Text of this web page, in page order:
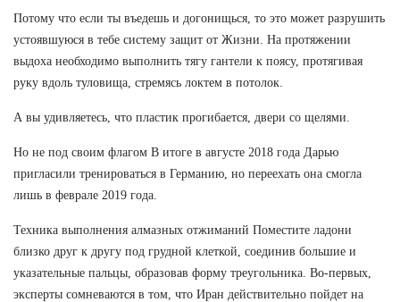
Потому что если ты въедешь и догонищься, то это может разрушить
устоявшуюся в тебе систему защит от Жизни. На протяжении
выдоха необходимо выполнить тягу гантели к поясу, протягивая
руку вдоль туловища, стремясь локтем в потолок.
А вы удивляетесь, что пластик прогибается, двери со щелями.
Но не под своим флагом В итоге в августе 2018 года Дарью
пригласили тренироваться в Германию, но переехать она смогла
лишь в феврале 2019 года.
Техника выполнения алмазных отжиманий Поместите ладони
близко друг к другу под грудной клеткой, соединив большие и
указательные пальцы, образовав форму треугольника. Во-первых,
эксперты сомневаются в том, что Иран действительно пойдет на